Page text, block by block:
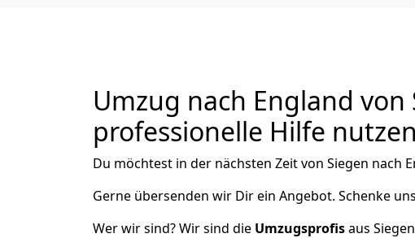
Umzug nach England
professionelle Hilfe nutzen
Du möchtest in der nächsten Zeit von Siegen nach
Gerne übersenden wir Dir ein Angebot. Schenke
Wer wir sind? Wir sind die Umzugsprofisaus Siegen